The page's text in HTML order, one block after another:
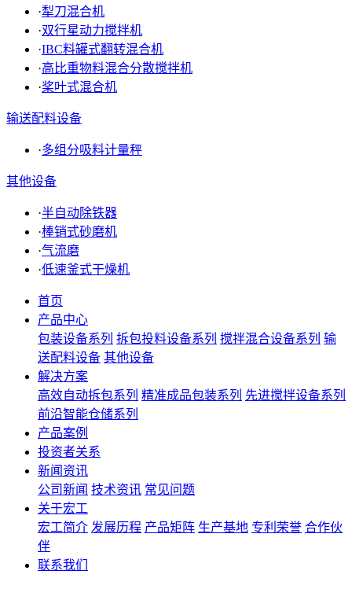
·犁刀混合机
·双行星动力搅拌机
·IBC料罐式翻转混合机
·高比重物料混合分散搅拌机
·桨叶式混合机
输送配料设备
·多组分吸料计量秤
其他设备
·半自动除铁器
·棒销式砂磨机
·气流磨
·低速釜式干燥机
首页
产品中心
包装设备系列 拆包投料设备系列 搅拌混合设备系列 输
送配料设备 其他设备
解决方案
高效自动拆包系列 精准成品包装系列 先进搅拌设备系列
前沿智能仓储系列
产品案例
投资者关系
新闻资讯
公司新闻 技术资讯 常见问题
关于宏工
宏工简介 发展历程 产品矩阵 生产基地 专利荣誉 合作伙
伴
联系我们